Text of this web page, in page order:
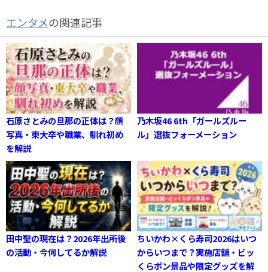
エンタメの関連記事
石原さとみの旦那の正体は？顔
写真・東大卒や職業、馴れ初め
を解説
乃木坂46 6th「ガールズルー
ル」選抜フォーメーション
田中聖の現在は？2026年出所後
の活動・今何してるか解説
ちいかわ×くら寿司2026はいつ
からいつまで？実施店舗・ビッ
くらポン景品や限定グッズを解